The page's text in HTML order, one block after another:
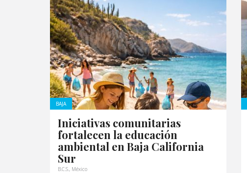
BAJA
Iniciativas comunitarias
fortalecen la educación
ambiental en Baja California
Sur
B.C.S., México